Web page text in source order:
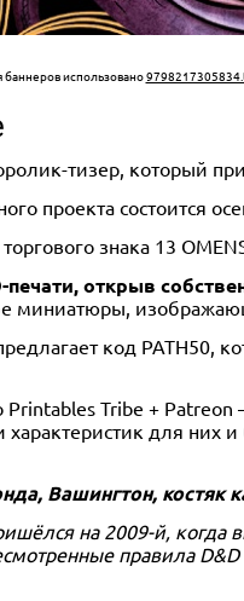
баннеров использовано
тизер, который
проекта состоится
знака 13
открыв
миниатюры,
код
Tribe +
для них
Вашингтон, костяк
на 2009-й,
правила